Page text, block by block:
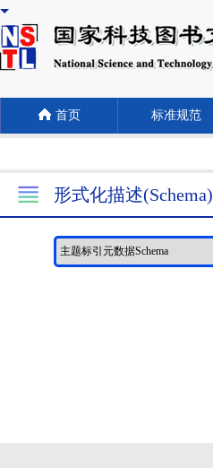
首页 标准规范
形式化描述(Schema)